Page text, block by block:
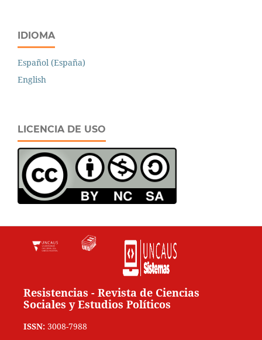
IDIOMA
Español (España)
English
LICENCIA DE USO
Resistencias - Revista de Ciencias
Sociales y Estudios Políticos
ISSN: 3008-7988